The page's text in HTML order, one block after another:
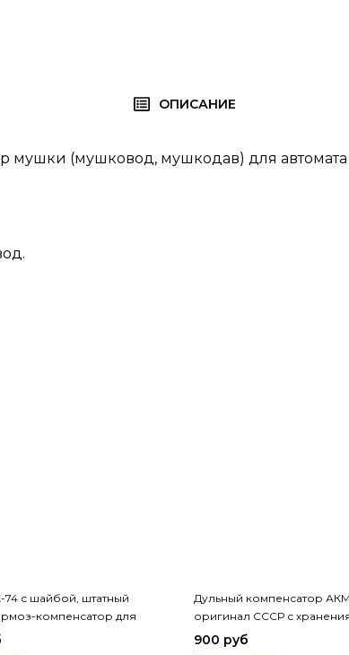
ОПИСАНИЕ
мушки (мушковод, мушкодав) для
74 с шайбой, штатный
компенсатор для
Оригинал
Дульный компенсатор
оригинал СССР с
900 руб